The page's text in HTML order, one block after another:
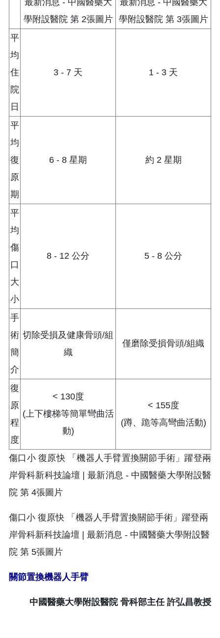
平
均
住
院
日
3 - 7 天 1 - 3 天
平
均
復
原
期
6 - 8 星期 約 2 星期
平
均
傷
口
大
小
8 - 12 公分 5 - 8 公分
手
術
簡
介
切除受損及健康骨頭/組
織
僅磨除受損骨頭/組織
復
原
程
度
< 130度
(上下樓梯等簡單彎曲活
動)
< 155度
(蹲、跪等高彎曲活動)
關節置換機器人手臂
中國醫藥大學附設醫院 骨科部主任 許弘昌教授​